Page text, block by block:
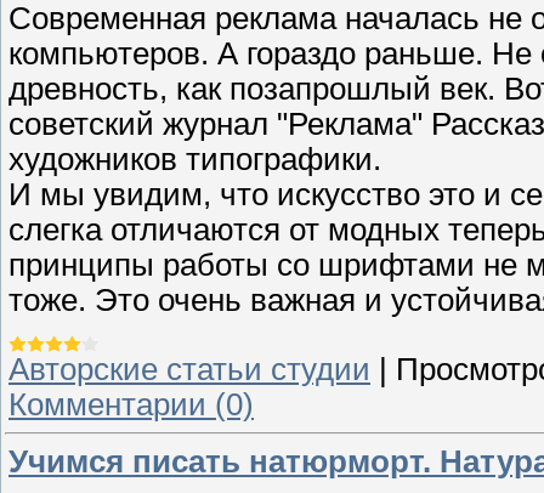
Современная реклама началась не
компьютеров. А гораздо раньше. Не
древность, как позапрошлый век.
советский журнал "Реклама"
художников типографики.
И мы увидим, что искусство это и
слегка отличаются от модных
принципы работы со шрифтами не
тоже. Это очень важная и
Авторские статьи студии
Комментарии (0)
Учимся писать натюрморт.